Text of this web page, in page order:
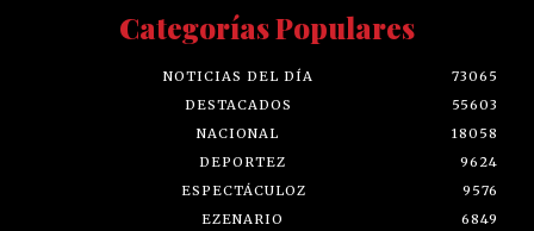
Categorías Populares
NOTICIAS DEL DÍA
73065
DESTACADOS
55603
NACIONAL
18058
DEPORTEZ
9624
ESPECTÁCULOZ
9576
EZENARIO
6849